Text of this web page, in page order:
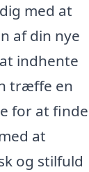
med at
af din nye
indhente
træffe en
for at finde
at
og stilfuld